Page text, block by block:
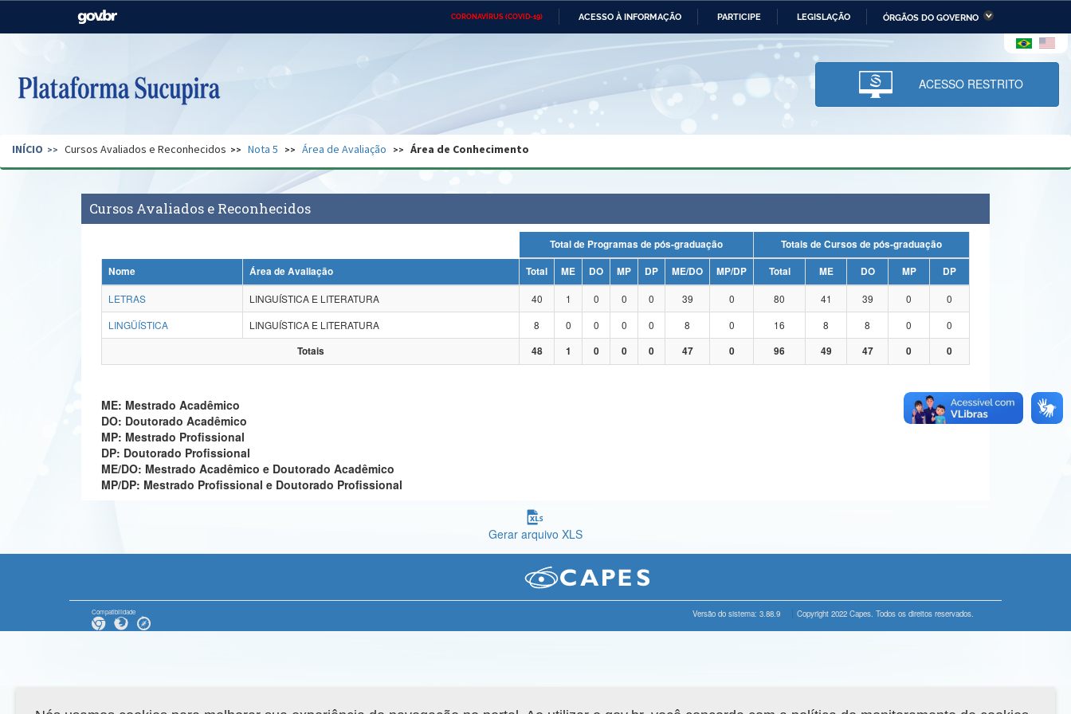
CORONAVÍRUS (COVID-19) ACESSO À INFORMAÇÃO PARTICIPE LEGISLAÇÃO ÓRGÃOS DO GOVERNO
Casa Civil Ministério das Relações Ministério da Economia Ministério da Infraestrutura
Pecuária e Abastecimento
Ministério da Ciência,
Tecnologia, Inovações e
Comunicações
Ministério do Desenvolvimento
Regional e dos Direitos Humanos
Secretaria de Governo Gabinete de Segurança Advocacia-Geral da União Banco Central do Brasil Planalto
ACESSO RESTRITO
INÍCIO Cursos Avaliados e Reconhecidos Nota 5 Área de Avaliação Área de Conhecimento
Cursos Avaliados e Reconhecidos
Total de Programas de pós-graduação
Totais de Cursos de pós-graduação
Nome
Área de Avaliação Total ME DO MP DP ME/DO MP/DP Total ME DO MP
DP
LETRAS
LINGUÍSTICA E LITERATURA 40 1 0 0 0 39 0 80 41 39 0
0
LINGÜÍSTICA
LINGUÍSTICA E LITERATURA 8 0 0 0 0 8 0 16 8 8 0
0
Totais
48 1 0 0 0 47 0 96 49 47 0 0
ME: Mestrado Acadêmico
DO: Doutorado Acadêmico
MP: Mestrado Profissional
DP: Doutorado Profissional
ME/DO: Mestrado Acadêmico e Doutorado Acadêmico
MP/DP: Mestrado Profissional e Doutorado Profissional
Gerar arquivo XLS
Compatibilidade Versão do sistema: 3.88.9 Copyright 2022 Capes. Todos os direitos reservados.